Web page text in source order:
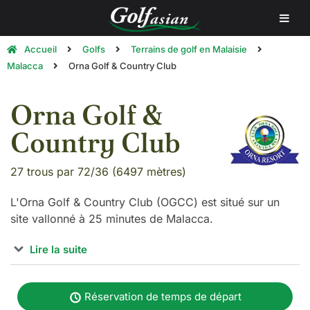
Accueil Golfs
Terrains de golf en Malaisie
Malacca
Orna Golf & Country Club
Orna Golf &
Country Club
27 trous par 72/36 (6497 mètres)
L'Orna Golf & Country Club (OGCC) est situé sur un
site vallonné à 25 minutes de Malacca.
Lire la suite
Golf & Country Club a acquis la réputation bien méritée
d'être l'un des terrains de golf les plus difficiles de
Réservation de temps de départ